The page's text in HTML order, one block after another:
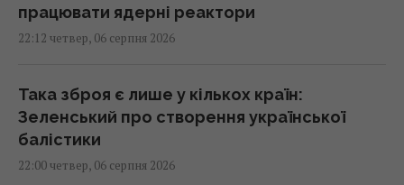
працювати ядерні реактори
22:12 четвер, 06 серпня 2026
Така зброя є лише у кількох країн:
Зеленський про створення української
балістики
22:00 четвер, 06 серпня 2026